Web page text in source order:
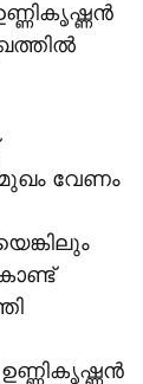
വേണം